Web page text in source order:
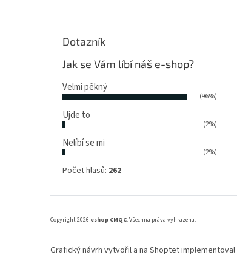
Dotazník
Jak se Vám líbí náš e-shop?
Velmi pěkný
(96%)
Ujde to
(2%)
Nelíbí se mi
(2%)
Počet hlasů: 262
Copyright 2026 eshop CMQC. Všechna práva vyhrazena.
Grafický návrh vytvořil a na Shoptet implementoval